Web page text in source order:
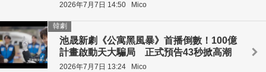
2026年7月7日 14:50 Mico
池晟新劇《公寓黑風暴》首播倒數！100億
計畫啟動天大騙局 正式預告43秒掀高潮
韓劇
2026年7月7日 13:24 Mico